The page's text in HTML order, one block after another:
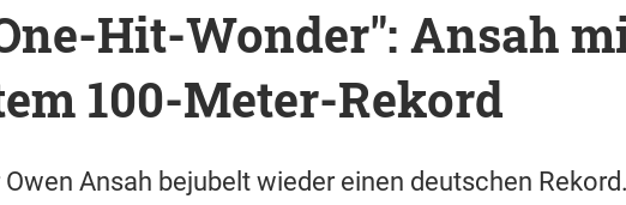
Hit-Wonder": Ansah
100-Meter-Rekord
Owen Ansah bejubelt wieder einen deutschen